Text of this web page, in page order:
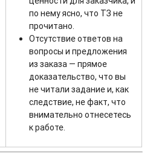
по нему ясно, что ТЗ не
прочитано.
Отсутствие ответов на
вопросы и предложения
из заказа — прямое
доказательство, что вы
не читали задание и, как
следствие, не факт, что
внимательно отнесетесь
к работе.